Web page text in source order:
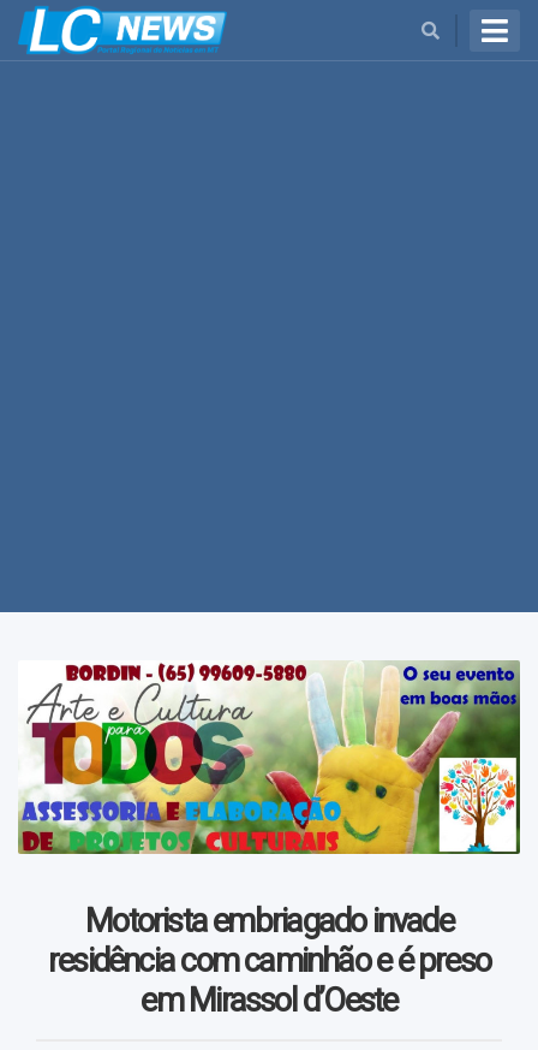
Regional
Variedades
Videos
Motorista embriagado invade
residência com caminhão e é preso
em Mirassol d’Oeste